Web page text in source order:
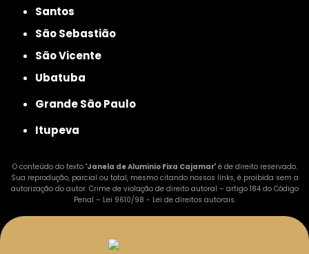
Santos
São Sebastião
São Vicente
Ubatuba
Grande São Paulo
Itupeva
O conteúdo do texto "Janela de Aluminio Fixa Cajamar" é de direito reservado.
Sua reprodução, parcial ou total, mesmo citando nossos links, é proibida sem a
autorização do autor. Crime de violação de direito autoral – artigo 184 do Código
Penal – Lei 9610/98 - Lei de direitos autorais.